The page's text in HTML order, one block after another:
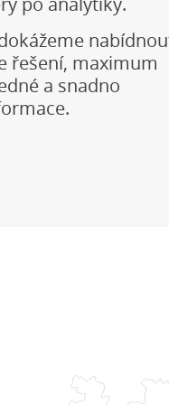
řešení, maximum
a snadno